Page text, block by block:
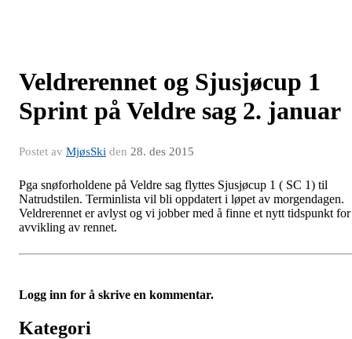
Veldrerennet og Sjusjøcup 1
Sprint på Veldre sag 2. januar
Postet av MjøsSki den 28. des 2015
Pga snøforholdene på Veldre sag flyttes Sjusjøcup 1 ( SC 1) til
Natrudstilen. Terminlista vil bli oppdatert i løpet av morgendagen.
Veldrerennet er avlyst og vi jobber med å finne et nytt tidspunkt for
avvikling av rennet.
Logg inn for å skrive en kommentar.
Kategori